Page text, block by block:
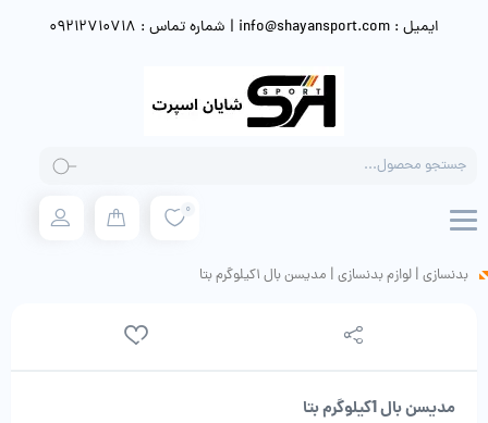
ایمیل : info@shayansport.com | شماره تماس : 09212710718
search
0
بدنسازی | لوازم بدنسازی | مدیسن بال 1کیلوگرم بتا
مدیسن بال 1کیلوگرم بتا